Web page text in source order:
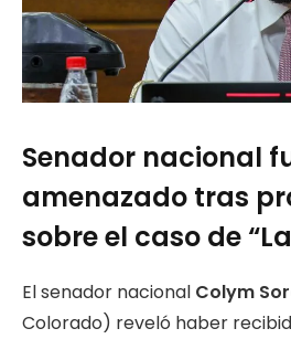
Senador nacional
amenazado tras
sobre el caso de
El senador nacional Colym
Colorado) reveló haber